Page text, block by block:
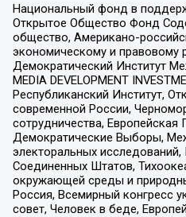
Национальный фонд в
Открытое Общество Фонд
общество, Американо-
экономическому и правовому
Демократический Институт
MEDIA DEVELOPMENT
Республиканский Институт,
современной России,
сотрудничества, Европейская
Демократические Выборы,
электоральных
Соединенных Штатов,
окружающей среды и
Россия, Всемирный конгресс
совет, Человек в беде,